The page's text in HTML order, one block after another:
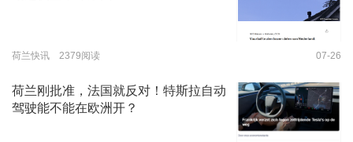
荷兰快讯 2379阅读 07-26
荷兰刚批准，法国就反对！特斯拉自动
驾驶能不能在欧洲开？